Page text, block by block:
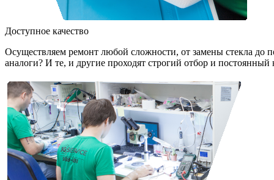
Доступное качество
Осуществляем ремонт любой сложности, от замены стекла до
аналоги? И те, и другие проходят строгий отбор и